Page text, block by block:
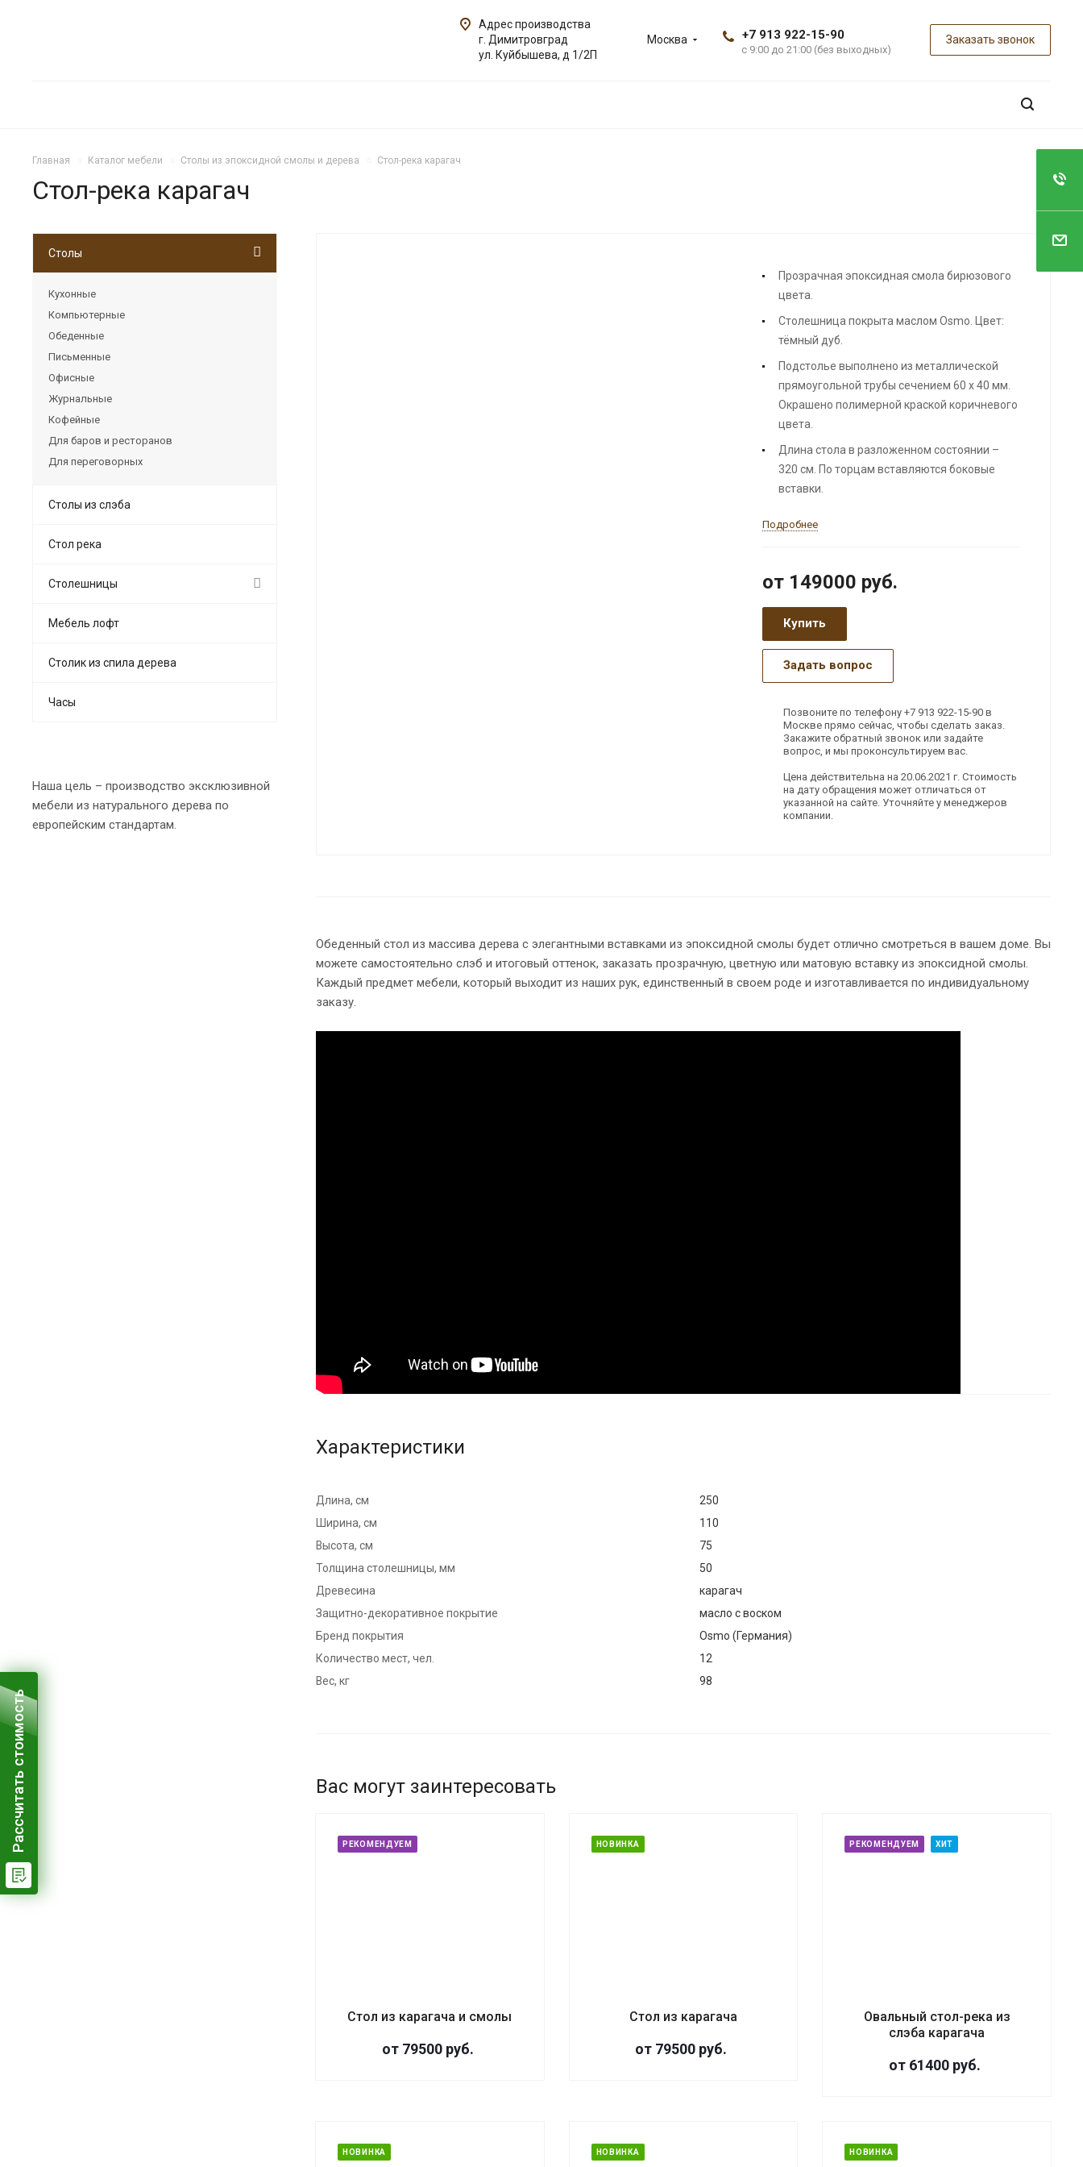
Москва +7 913 922-15-90
с 9:00 до 21:00 (без выходных)
Заказать звонок
Адрес производства
г. Димитровград
ул. Куйбышева, д 1/2П
Главная Каталог мебели Столы из эпоксидной смолы и дерева Стол-река карагач
Стол-река карагач
Прозрачная эпоксидная смола бирюзового
цвета.
Столешница покрыта маслом Osmo. Цвет:
тёмный дуб.
Подстолье выполнено из металлической
прямоугольной трубы сечением 60 х 40 мм.
Окрашено полимерной краской коричневого
цвета.
Длина стола в разложенном состоянии –
320 см. По торцам вставляются боковые
вставки.
Подробнее
от 149000 руб.
Купить
Задать вопрос
Позвоните по телефону +7 913 922-15-90 в
Москве прямо сейчас, чтобы сделать заказ.
Закажите обратный звонок или задайте
вопрос, и мы проконсультируем вас.
Цена действительна на 20.06.2021 г. Стоимость
на дату обращения может отличаться от
указанной на сайте. Уточняйте у менеджеров
компании.
Обеденный стол из массива дерева с элегантными вставками из эпоксидной смолы будет отлично смотреться в вашем доме. Вы
можете самостоятельно слэб и итоговый оттенок, заказать прозрачную, цветную или матовую вставку из эпоксидной смолы.
Каждый предмет мебели, который выходит из наших рук, единственный в своем роде и изготавливается по индивидуальному
заказу.
Характеристики
Длина, см
250
Ширина, см
110
Высота, см
75
Толщина столешницы, мм
50
Древесина
карагач
Защитно-декоративное покрытие
масло с воском
Бренд покрытия
Osmo (Германия)
Количество мест, чел.
12
Вес, кг
98
Вас могут заинтересовать
РЕКОМЕНДУЕМ
Стол из карагача и смолы
от 79500 руб.
НОВИНКА
Стол из карагача
от 79500 руб.
РЕКОМЕНДУЕМ ХИТ
Овальный стол-река из
слэба карагача
от 61400 руб.
НОВИНКА НОВИНКА НОВИНКА
Столы
Кухонные
Компьютерные
Обеденные
Письменные
Офисные
Журнальные
Кофейные
Для баров и ресторанов
Для переговорных
Столы из слэба
Стол река
Столешницы
Мебель лофт
Столик из спила дерева
Часы
Наша цель – производство эксклюзивной
мебели из натурального дерева по
европейским стандартам.
Рассчитать стоимость